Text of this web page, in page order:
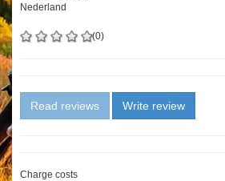
Nederland
(0)
Read reviews Write review
Charge costs